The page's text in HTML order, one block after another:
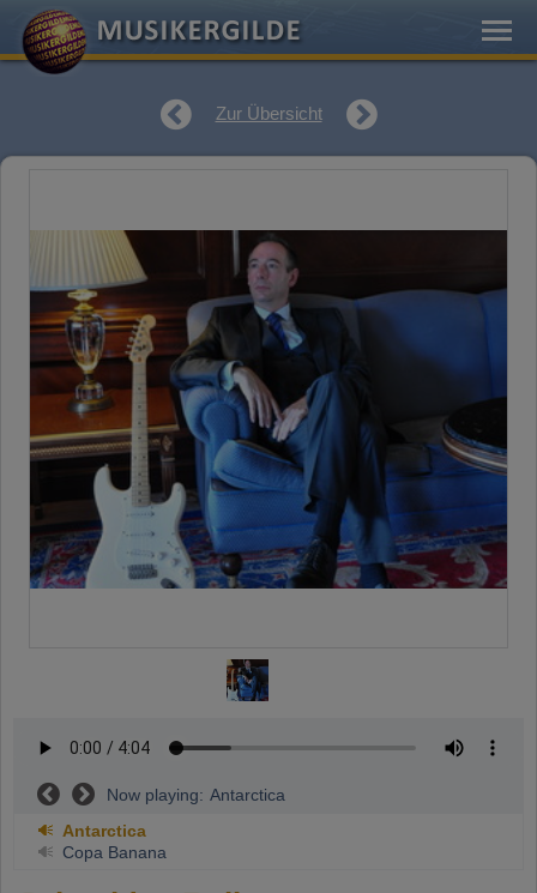
Zur Übersicht
Now playing: Antarctica
Antarctica
Copa Banana